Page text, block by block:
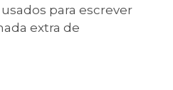
para escrever
extra de